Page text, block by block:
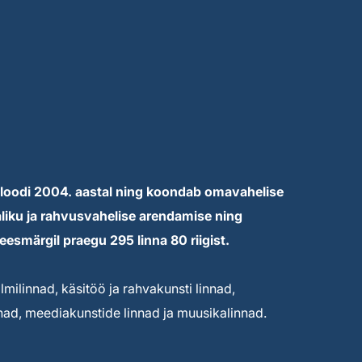
2004. aastal ning koondab omavahelise
ja rahvusvahelise arendamise ning
praegu 295 linna 80 riigist.
käsitöö ja rahvakunsti linnad,
meediakunstide linnad ja muusikalinnad.